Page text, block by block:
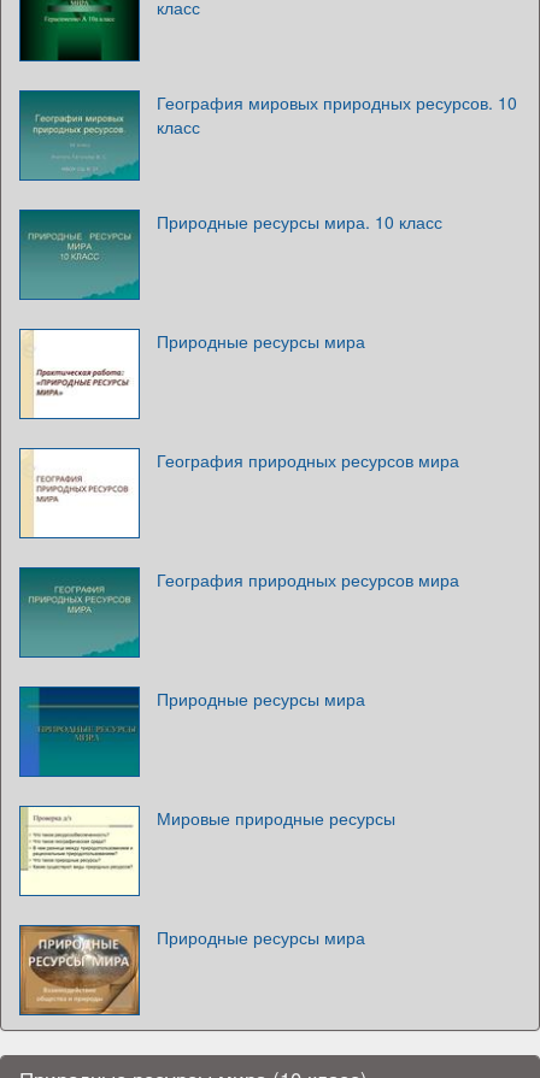
класс
География мировых природных ресурсов. 10
класс
Природные ресурсы мира. 10 класс
Природные ресурсы мира
География природных ресурсов мира
География природных ресурсов мира
Природные ресурсы мира
Мировые природные ресурсы
Природные ресурсы мира